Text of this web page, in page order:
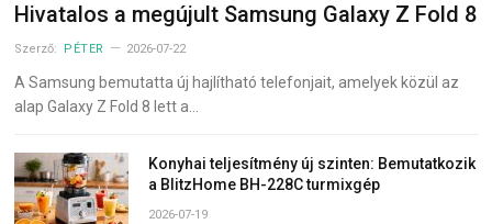
Hivatalos a megújult Samsung Galaxy Z Fold 8
Szerző: PÉTER 2026-07-22
A Samsung bemutatta új hajlítható telefonjait, amelyek közül az
alap Galaxy Z Fold 8 lett a…
Konyhai teljesítmény új szinten: Bemutatkozik
a BlitzHome BH-228C turmixgép
2026-07-19